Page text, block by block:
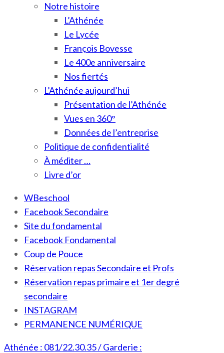
Notre histoire
L’Athénée
Le Lycée
François Bovesse
Le 400e anniversaire
Nos fiertés
L’Athénée aujourd’hui
Présentation de l’Athénée
Vues en 360°
Données de l’entreprise
Politique de confidentialité
À méditer …
Livre d’or
WBeschool
Facebook Secondaire
Site du fondamental
Facebook Fondamental
Coup de Pouce
Réservation repas Secondaire et Profs
Réservation repas primaire et 1er degré
secondaire
INSTAGRAM
PERMANENCE NUMÉRIQUE
Athénée : 081/22.30.35 / Garderie :